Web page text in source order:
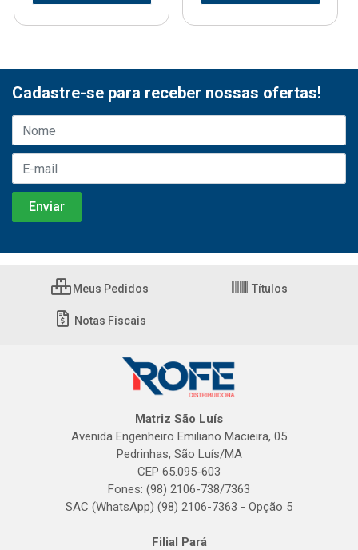
Cadastre-se para receber nossas ofertas!
Meus Pedidos Títulos
Notas Fiscais
Matriz São Luís
Avenida Engenheiro Emiliano Macieira, 05
Pedrinhas, São Luís/MA
CEP 65.095-603
Fones: (98) 2106-738/7363
SAC (WhatsApp) (98) 2106-7363 - Opção 5
Filial Pará